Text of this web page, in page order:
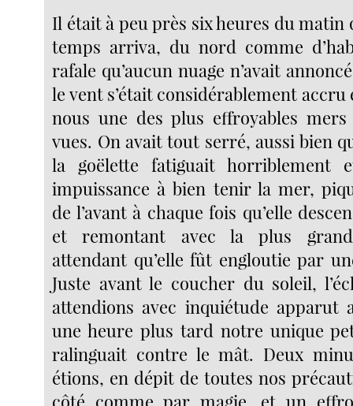
Il était à peu près six heures du matin
temps arriva, du nord comme
rafale qu’aucun nuage n’avait
le vent s’était considérablement
nous une des plus effroyables mers
vues. On avait tout serré, aussi bien
la goëlette fatiguait horriblement
impuissance à bien tenir la mer,
de l’avant à chaque fois qu’elle
et remontant avec la plus
attendant qu’elle fût engloutie par
Juste avant le coucher du soleil,
attendions avec inquiétude apparut
une heure plus tard notre unique
ralinguait contre le mât. Deux
étions, en dépit de toutes nos